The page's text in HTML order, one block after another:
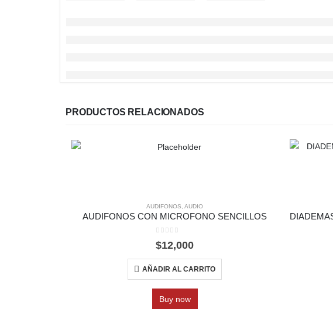
PRODUCTOS RELACIONADOS
AUDIFONOS ,AUDIO
AUDIFONOS CON MICROFONO SENCILLOS
0
$12,000
AÑADIR AL CARRITO
Buy now